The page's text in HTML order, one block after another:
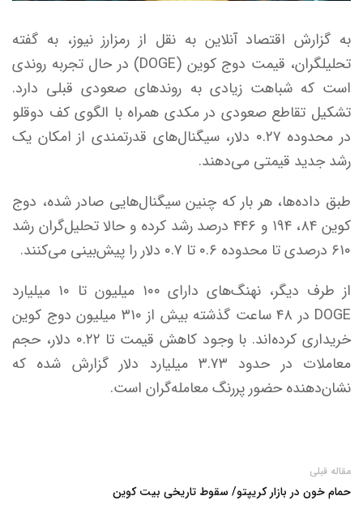
به گزارش اقتصاد آنلاین به نقل از رمزارز نیوز، به گفته
تحلیلگران، قیمت دوج کوین (DOGE) در حال تجربه روندی
است که شباهت زیادی به روند‌های صعودی قبلی دارد.
تشکیل تقاطع صعودی در مکدی همراه با الگوی کف دوقلو
در محدوده ۰.۲۷ دلار، سیگنال‌های قدرتمندی از امکان یک
رشد جدید قیمتی می‌دهند.
طبق داده‌ها، هر بار که چنین سیگنال‌هایی صادر شده، دوج
کوین ۸۴، ۱۹۴ و ۴۴۶ درصد رشد کرده و حالا تحلیل‌گران رشد
۶۱۰ درصدی تا محدوده ۰.۶ تا ۰.۷ دلار را پیش‌بینی می‌کنند.
از طرف دیگر، نهنگ‌های دارای ۱۰۰ میلیون تا ۱۰ میلیارد
DOGE در ۴۸ ساعت گذشته بیش از ۳۱۰ میلیون دوج کوین
خریداری کرده‌اند. با وجود کاهش قیمت تا ۰.۲۲ دلار، حجم
معاملات در حدود ۳.۷۳ میلیارد دلار گزارش شده که
نشان‌دهنده حضور پررنگ معامله‌گران است.
مقاله قبلی
حمام خون در بازار کریپتو/ سقوط تاریخی بیت کوین